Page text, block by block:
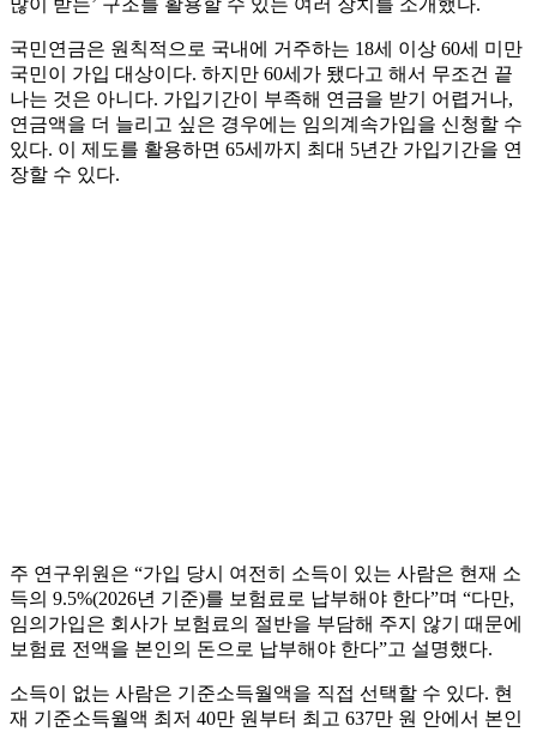
많이 받는’ 구조를 활용할 수 있는 여러 장치를 소개했다.
국민연금은 원칙적으로 국내에 거주하는 18세 이상 60세 미만
국민이 가입 대상이다. 하지만 60세가 됐다고 해서 무조건 끝
나는 것은 아니다. 가입기간이 부족해 연금을 받기 어렵거나,
연금액을 더 늘리고 싶은 경우에는 임의계속가입을 신청할 수
있다. 이 제도를 활용하면 65세까지 최대 5년간 가입기간을 연
장할 수 있다.
주 연구위원은 “가입 당시 여전히 소득이 있는 사람은 현재 소
득의 9.5%(2026년 기준)를 보험료로 납부해야 한다”며 “다만,
임의가입은 회사가 보험료의 절반을 부담해 주지 않기 때문에
보험료 전액을 본인의 돈으로 납부해야 한다”고 설명했다.
소득이 없는 사람은 기준소득월액을 직접 선택할 수 있다. 현
재 기준소득월액 최저 40만 원부터 최고 637만 원 안에서 본인